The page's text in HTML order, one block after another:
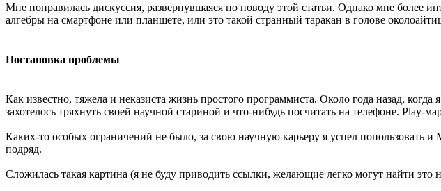
Мне понравилась дискуссия, развернувшаяся по поводу этой статьи. Однако мне
алгебры на смартфоне или планшете, или это такой странный таракан в голове
Постановка проблемы
Как известно, тяжела и неказиста жизнь простого программиста. Около года назад,
захотелось тряхнуть своей научной стариной и что-нибудь посчитать на телефоне. Play-
Каких-то особых ограничений не было, за свою научную карьеру я успел попользовать
подряд.
Сложилась такая картина (я не буду приводить ссылки, желающие легко могут найти это